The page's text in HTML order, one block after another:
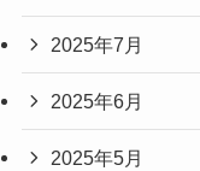
2025年7月
2025年6月
2025年5月